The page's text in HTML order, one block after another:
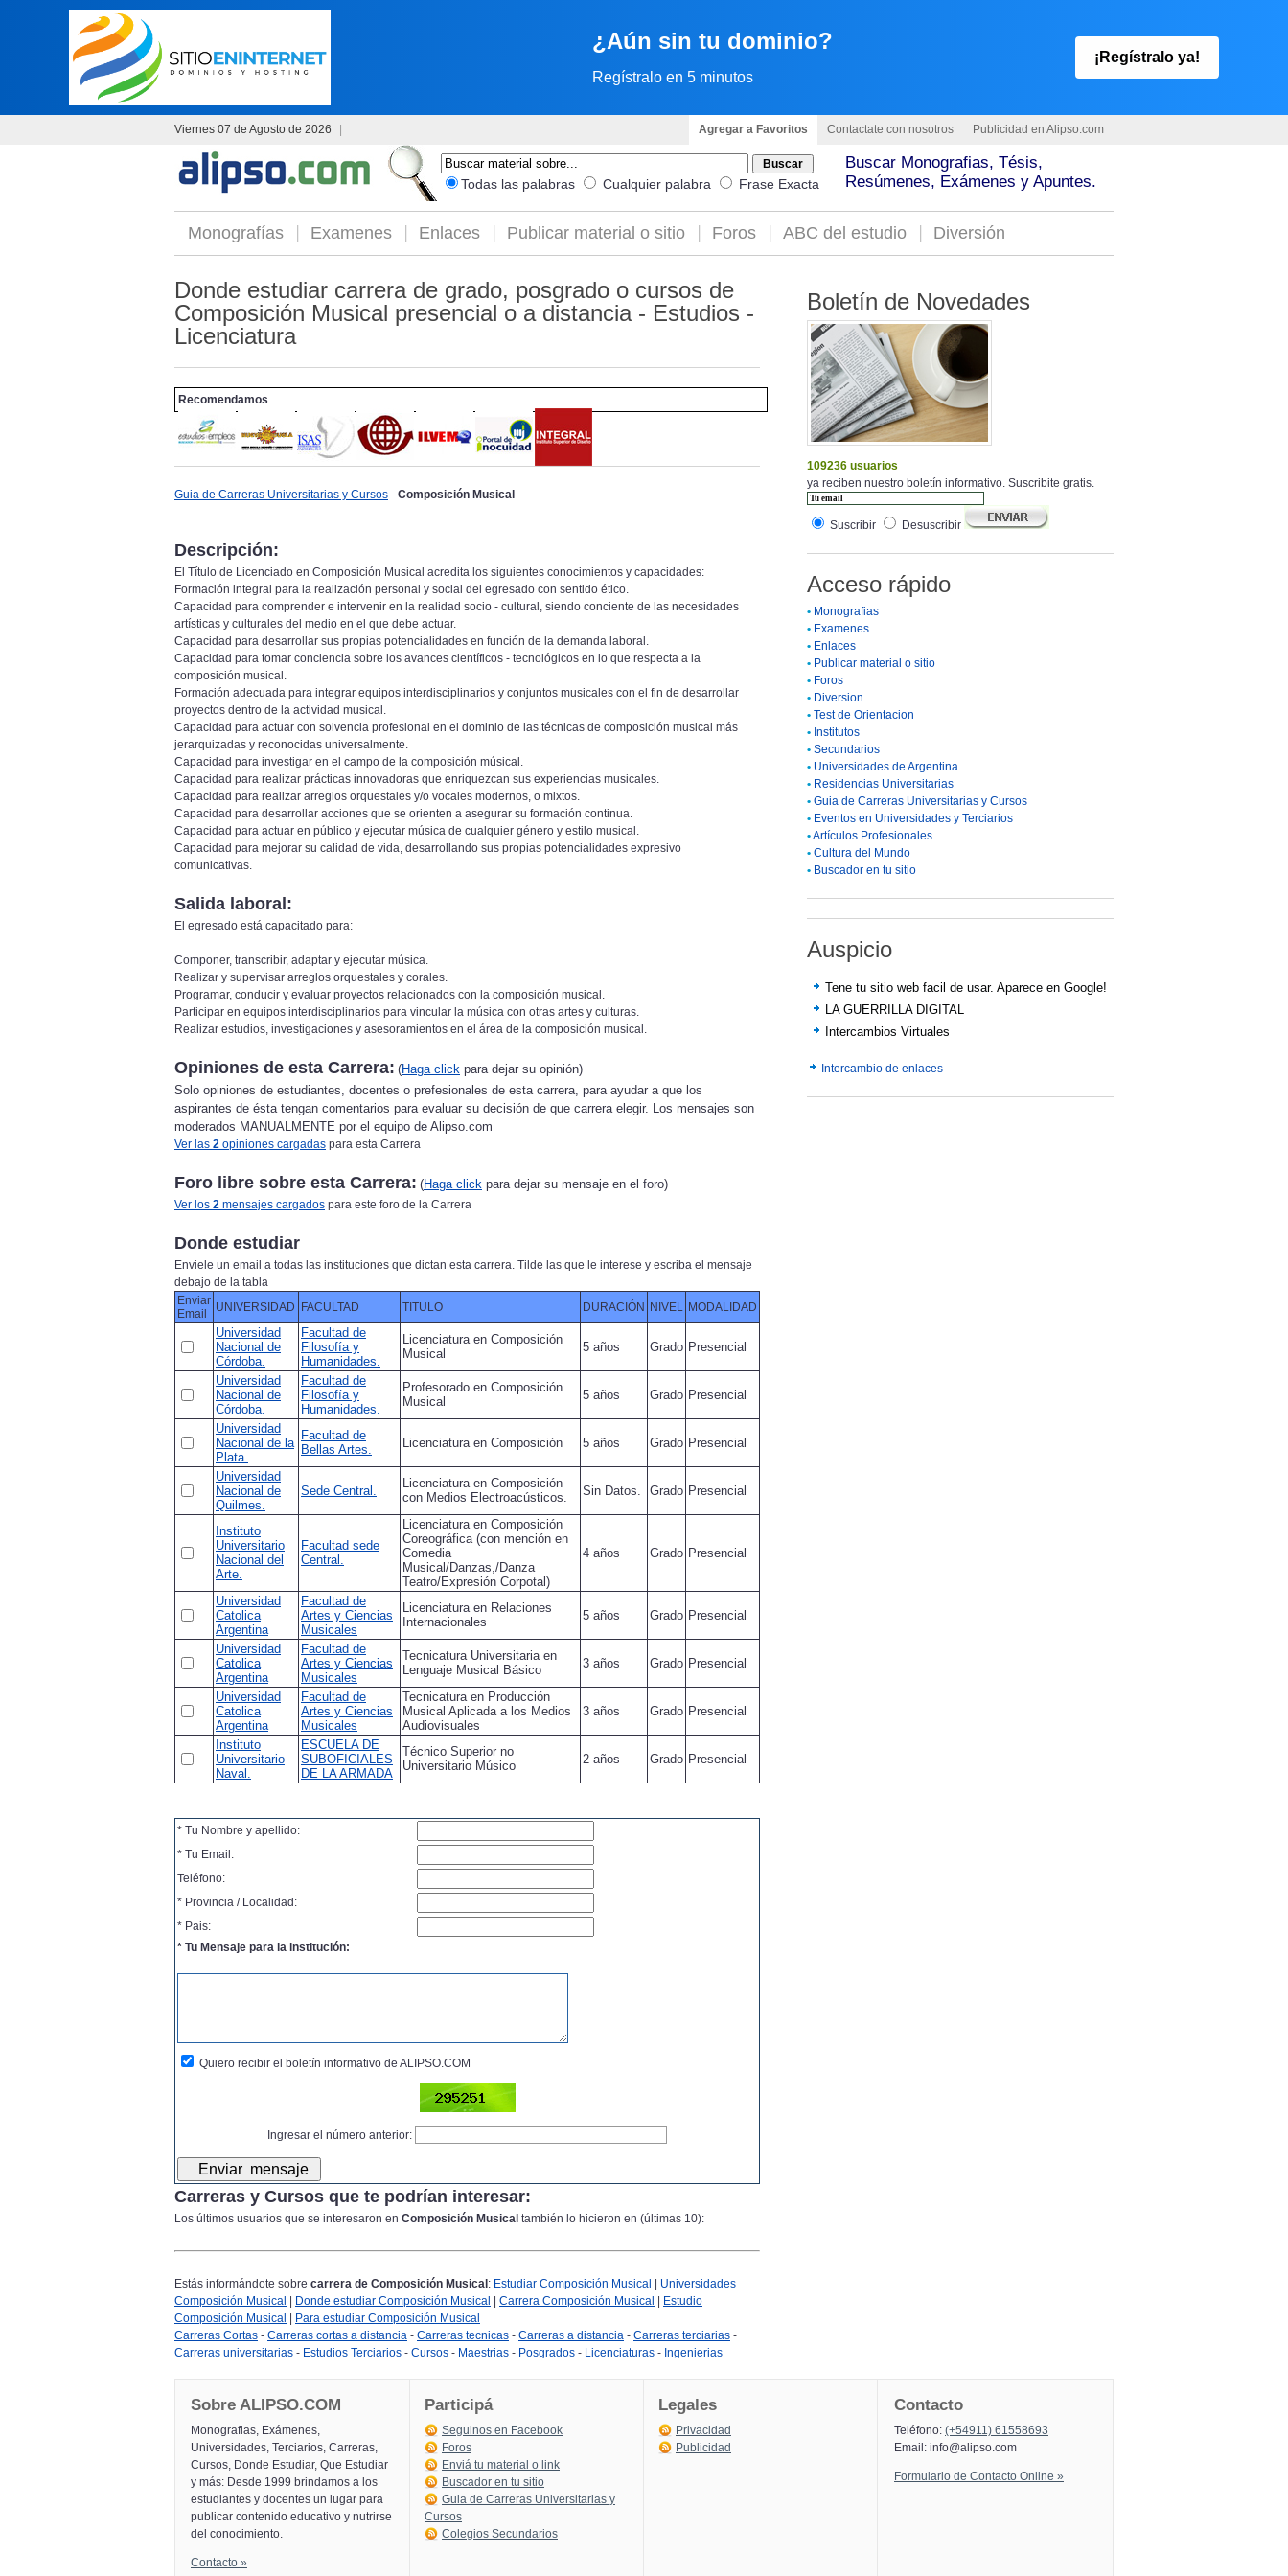
¿Aún sin tu dominio?
Regístralo en 5 minutos
¡Regístralo ya!
Viernes 07 de Agosto de 2026 Agregar a Favoritos Contactate con nosotros Publicidad en Alipso.com
Todas las palabras Cualquier palabra Frase Exacta
Buscar Monografias, Tésis,
Resúmenes, Exámenes y Apuntes.
Monografías Examenes Enlaces Publicar material o sitio Foros ABC del estudio Diversión
Donde estudiar carrera de grado, posgrado o cursos de
Composición Musical presencial o a distancia - Estudios -
Licenciatura
Recomendamos
Guia de Carreras Universitarias y Cursos - Composición Musical
Descripción:
El Título de Licenciado en Composición Musical acredita los siguientes conocimientos y capacidades:
Formación integral para la realización personal y social del egresado con sentido ético.
Capacidad para comprender e intervenir en la realidad socio - cultural, siendo conciente de las necesidades
artísticas y culturales del medio en el que debe actuar.
Capacidad para desarrollar sus propias potencialidades en función de la demanda laboral.
Capacidad para tomar conciencia sobre los avances científicos - tecnológicos en lo que respecta a la
composición musical.
Formación adecuada para integrar equipos interdisciplinarios y conjuntos musicales con el fin de desarrollar
proyectos dentro de la actividad musical.
Capacidad para actuar con solvencia profesional en el dominio de las técnicas de composición musical más
jerarquizadas y reconocidas universalmente.
Capacidad para investigar en el campo de la composición músical.
Capacidad para realizar prácticas innovadoras que enriquezcan sus experiencias musicales.
Capacidad para realizar arreglos orquestales y/o vocales modernos, o mixtos.
Capacidad para desarrollar acciones que se orienten a asegurar su formación continua.
Capacidad para actuar en público y ejecutar música de cualquier género y estilo musical.
Capacidad para mejorar su calidad de vida, desarrollando sus propias potencialidades expresivo
comunicativas.
Salida laboral:
El egresado está capacitado para:
Componer, transcribir, adaptar y ejecutar música.
Realizar y supervisar arreglos orquestales y corales.
Programar, conducir y evaluar proyectos relacionados con la composición musical.
Participar en equipos interdisciplinarios para vincular la música con otras artes y culturas.
Realizar estudios, investigaciones y asesoramientos en el área de la composición musical.
Opiniones de esta Carrera: (Haga click para dejar su opinión)
Solo opiniones de estudiantes, docentes o prefesionales de esta carrera, para ayudar a que los
aspirantes de ésta tengan comentarios para evaluar su decisión de que carrera elegir. Los mensajes son
moderados MANUALMENTE por el equipo de Alipso.com
Ver las 2 opiniones cargadas para esta Carrera
Foro libre sobre esta Carrera: (Haga click para dejar su mensaje en el foro)
Ver los 2 mensajes cargados para este foro de la Carrera
Donde estudiar
Enviele un email a todas las instituciones que dictan esta carrera. Tilde las que le interese y escriba el mensaje
debajo de la tabla
Enviar
Email
UNIVERSIDAD FACULTAD TITULO DURACIÓN NIVEL MODALIDAD
Universidad
Nacional de
Córdoba.
Facultad de
Filosofía y
Humanidades.
Licenciatura en Composición
Musical
5 años Grado Presencial
Universidad
Nacional de
Córdoba.
Facultad de
Filosofía y
Humanidades.
Profesorado en Composición
Musical
5 años Grado Presencial
Universidad
Nacional de la
Plata.
Facultad de
Bellas Artes.
Licenciatura en Composición 5 años Grado Presencial
Universidad
Nacional de
Quilmes.
Sede Central.
Licenciatura en Composición
con Medios Electroacústicos.
Sin Datos. Grado Presencial
Instituto
Universitario
Nacional del
Arte.
Facultad sede
Central.
Licenciatura en Composición
Coreográfica (con mención en
Comedia
Musical/Danzas,/Danza
Teatro/Expresión Corpotal)
4 años Grado Presencial
Universidad
Catolica
Argentina
Facultad de
Artes y Ciencias
Musicales
Licenciatura en Relaciones
Internacionales
5 años Grado Presencial
Universidad
Catolica
Argentina
Facultad de
Artes y Ciencias
Musicales
Tecnicatura Universitaria en
Lenguaje Musical Básico
3 años Grado Presencial
Universidad
Catolica
Argentina
Facultad de
Artes y Ciencias
Musicales
Tecnicatura en Producción
Musical Aplicada a los Medios
Audiovisuales
3 años Grado Presencial
Instituto
Universitario
Naval.
ESCUELA DE
SUBOFICIALES
DE LA ARMADA
Técnico Superior no
Universitario Músico
2 años Grado Presencial
* Tu Nombre y apellido:
* Tu Email:
Teléfono:
* Provincia / Localidad:
* Pais:
* Tu Mensaje para la institución:
Quiero recibir el boletín informativo de ALIPSO.COM
Ingresar el número anterior:
Carreras y Cursos que te podrían interesar:
Los últimos usuarios que se interesaron en Composición Musical también lo hicieron en (últimas 10):
Estás informándote sobre carrera de Composición Musical : Estudiar Composición Musical
Universidades
Composición Musical
Donde estudiar Composición Musical Carrera Composición Musical
Estudio
Composición Musical
Para estudiar Composición Musical
Carreras Cortas - Carreras cortas a distancia - Carreras tecnicas - Carreras a distancia - Carreras terciarias -
Carreras universitarias - Estudios Terciarios - Cursos - Maestrias - Posgrados - Licenciaturas - Ingenierias
Boletín de Novedades
109236 usuarios
ya reciben nuestro boletín informativo. Suscribite gratis.
Suscribir Desuscribir
Acceso rápido
• Monografias
• Examenes
• Enlaces
• Publicar material o sitio
• Foros
• Diversion
• Test de Orientacion
• Institutos
• Secundarios
• Universidades de Argentina
• Residencias Universitarias
• Guia de Carreras Universitarias y Cursos
• Eventos en Universidades y Terciarios
•Artículos Profesionales
• Cultura del Mundo
• Buscador en tu sitio
Auspicio
Tene tu sitio web facil de usar. Aparece en Google!
LA GUERRILLA DIGITAL
Intercambios Virtuales
Intercambio de enlaces
Sobre ALIPSO.COM
Monografias, Exámenes,
Universidades, Terciarios, Carreras,
Cursos, Donde Estudiar, Que Estudiar
y más: Desde 1999 brindamos a los
estudiantes y docentes un lugar para
publicar contenido educativo y nutrirse
del conocimiento.
Contacto »
Participá
Seguinos en Facebook
Foros
Enviá tu material o link
Buscador en tu sitio
Guia de Carreras Universitarias y
Cursos
Colegios Secundarios
Legales
Privacidad
Publicidad
Contacto
Teléfono: (+54911) 61558693
Email: info@alipso.com
Formulario de Contacto Online »